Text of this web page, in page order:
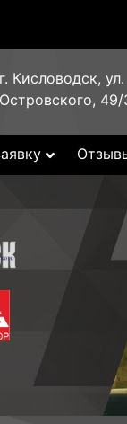
г. Кисловодск,
Островского, 49/